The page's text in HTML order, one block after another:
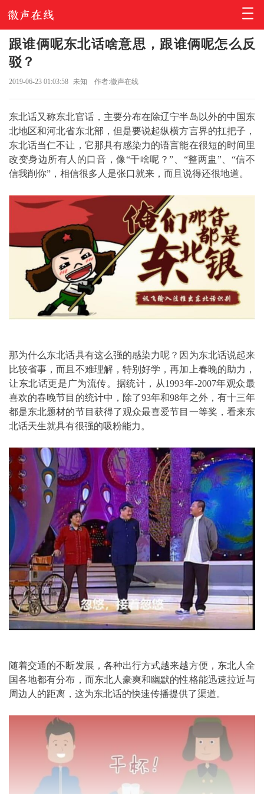
跟谁俩呢东北话啥意思，跟谁俩呢怎么反
驳？
2019-06-23 01:03:58 未知 作者:徽声在线
东北话又称东北官话，主要分布在除辽宁半岛以外的中国东
北地区和河北省东北部，但是要说起纵横方言界的扛把子，
东北话当仁不让，它那具有感染力的语言能在很短的时间里
改变身边所有人的口音，像“干啥呢？”、“整两盅”、“信不
信我削你”，相信很多人是张口就来，而且说得还很地道。
那为什么东北话具有这么强的感染力呢？因为东北话说起来
比较省事，而且不难理解，特别好学，再加上春晚的助力，
让东北话更是广为流传。据统计，从1993年-2007年观众最
喜欢的春晚节目的统计中，除了93年和98年之外，有十三年
都是东北题材的节目获得了观众最喜爱节目一等奖，看来东
北话天生就具有很强的吸粉能力。
随着交通的不断发展，各种出行方式越来越方便，东北人全
国各地都有分布，而东北人豪爽和幽默的性格能迅速拉近与
周边人的距离，这为东北话的快速传播提供了渠道。